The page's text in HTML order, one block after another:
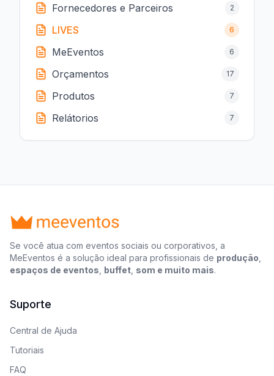
Fornecedores e Parceiros 2
LIVES 6
MeEventos 6
Orçamentos 17
Produtos 7
Relátorios 7
Se você atua com eventos sociais ou corporativos, a
MeEventos é a solução ideal para profissionais de produção
espaços de eventos buffet som e muito mais.
Suporte
Central de Ajuda
Tutoriais
FAQ